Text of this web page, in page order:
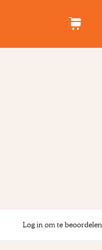
Log in om te beoordelen